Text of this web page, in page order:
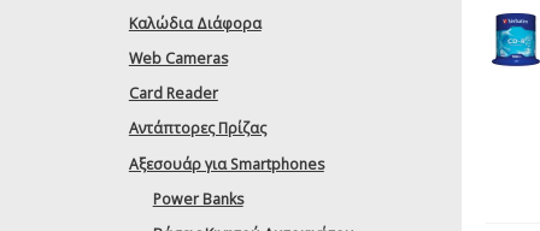
Καλώδια Διάφορα
Web Cameras
Card Reader
Αντάπτορες Πρίζας
Αξεσουάρ για Smartphones
Power Banks